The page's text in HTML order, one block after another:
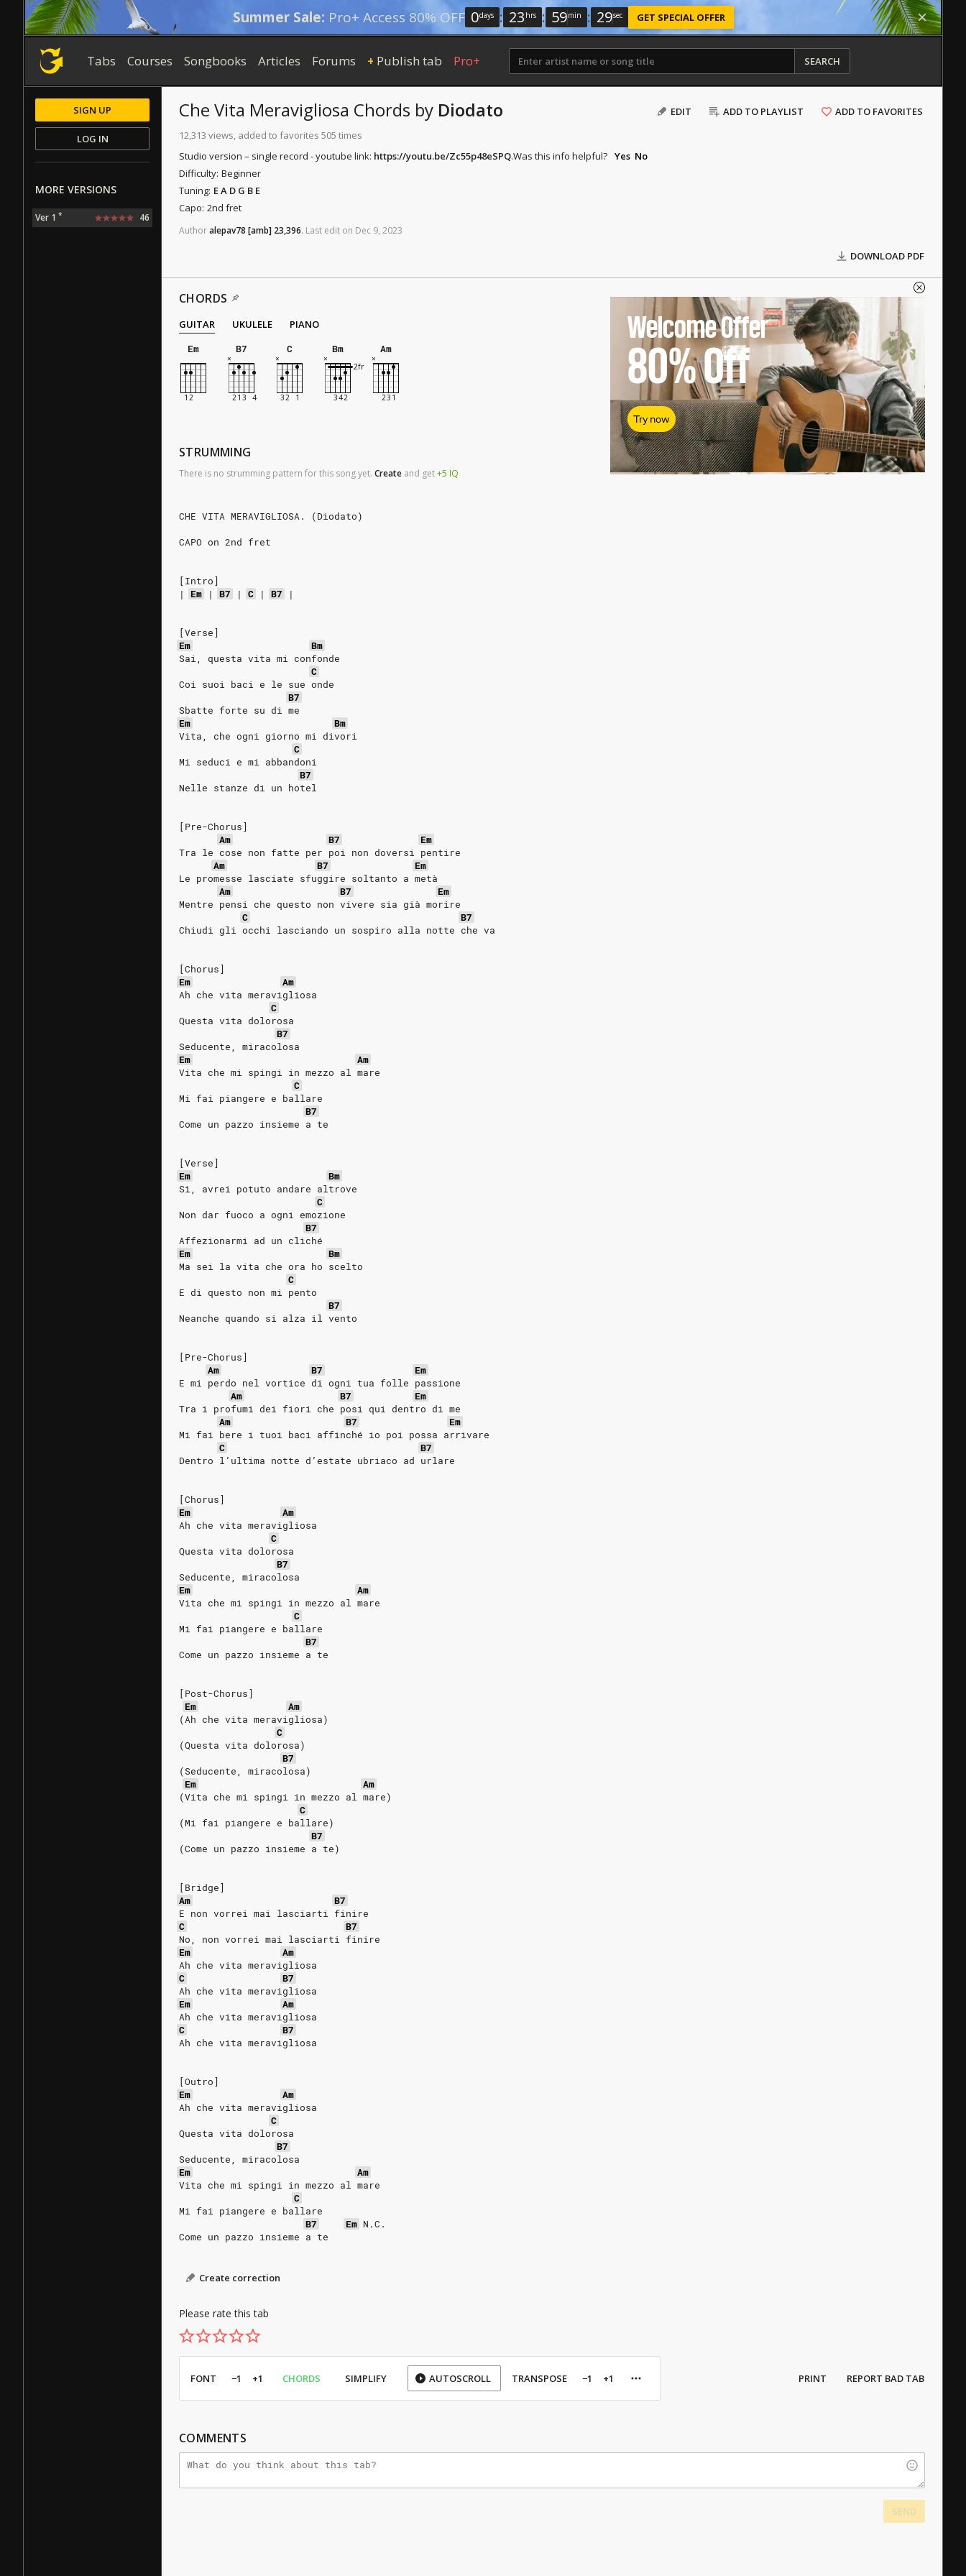
Summer Sale: Pro+ Access 80% OFF 0days : 23 hrs : 59min : 29sec GET SPECIAL OFFER
Tabs Courses Songbooks Articles Forums + Publish tab Pro+ SEARCH
EDIT ADD TO PLAYLIST ADD TO FAVORITES
Che Vita Meravigliosa Chords by Diodato
12,313 views, added to favorites 505 times
Studio version – single record - youtube link: https://youtu.be/Zc55p48eSPQ.Was this info helpful? Yes No
Difficulty: Beginner
Tuning: E A D G B E
Capo: 2nd fret
Authoralepav78 [amb] 23,396. Last edit on Dec 9, 2023
DOWNLOAD PDF
CHORDS
GUITAR UKULELE
PIANO
Em
B7 C Bm Am
STRUMMING
There is no strumming pattern for this song yet. Create and get+5 IQ
CHE VITA MERAVIGLIOSA. (Diodato)
CAPO on 2nd fret
[Intro]
|
Em | B7 | C | B7 |
[Verse]
Em
Bm
Sai, questa vita mi confonde
C
Coi suoi baci e le sue onde
B7
Sbatte forte su di me
Em
Bm
Vita, che ogni giorno mi divori
C
Mi seduci e mi abbandoni
B7
Nelle stanze di un hotel
[Pre-Chorus]
Am
B7
Em
Tra le cose non fatte per poi non doversi pentire
Am
B7
Em
Le promesse lasciate sfuggire soltanto a metà
Am
B7
Em
Mentre pensi che questo non vivere sia già morire
C
B7
Chiudi gli occhi lasciando un sospiro alla notte che va
[Chorus]
Em
Am
Ah che vita meravigliosa
C
Questa vita dolorosa
B7
Seducente, miracolosa
Em
Am
Vita che mi spingi in mezzo al mare
C
Mi fai piangere e ballare
B7
Come un pazzo insieme a te
[Verse]
Em
Bm
Sì, avrei potuto andare altrove
C
Non dar fuoco a ogni emozione
B7
Affezionarmi ad un cliché
Em
Bm
Ma sei la vita che ora ho scelto
C
E di questo non mi pento
B7
Neanche quando si alza il vento
[Pre-Chorus]
Am
B7
Em
E mi perdo nel vortice di ogni tua folle passione
Am
B7
Em
Tra i profumi dei fiori che posi qui dentro di me
Am
B7
Em
Mi fai bere i tuoi baci affinché io poi possa arrivare
C
B7
Dentro l’ultima notte d’estate ubriaco ad urlare
[Chorus]
Em
Am
Ah che vita meravigliosa
C
Questa vita dolorosa
B7
Seducente, miracolosa
Em
Am
Vita che mi spingi in mezzo al mare
C
Mi fai piangere e ballare
B7
Come un pazzo insieme a te
[Post-Chorus]
Em
Am
(Ah che vita meravigliosa)
C
(Questa vita dolorosa)
B7
(Seducente, miracolosa)
Em
Am
(Vita che mi spingi in mezzo al mare)
C
(Mi fai piangere e ballare)
B7
(Come un pazzo insieme a te)
[Bridge]
Am
B7
E non vorrei mai lasciarti finire
C
B7
No, non vorrei mai lasciarti finire
Em
Am
Ah che vita meravigliosa
C
B7
Ah che vita meravigliosa
Em
Am
Ah che vita meravigliosa
C
B7
Ah che vita meravigliosa
[Outro]
Em
Am
Ah che vita meravigliosa
C
Questa vita dolorosa
B7
Seducente, miracolosa
Em
Am
Vita che mi spingi in mezzo al mare
C
Mi fai piangere e ballare
B7
Em N.C.
Come un pazzo insieme a te
Create correction
Please rate this tab
Welcome Offer
80%Off
Try now
FONT −1 +1 CHORDS SIMPLIFY AUTOSCROLL TRANSPOSE −1 +1 PRINT REPORT BAD TAB
COMMENTS
SIGN UP
LOG IN
MORE VERSIONS
Ver 1 * 46